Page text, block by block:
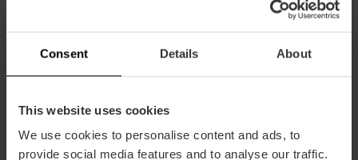
Consent Details About
This website uses cookies
We use cookies to personalise content and ads, to
provide social media features and to analyse our traffic.